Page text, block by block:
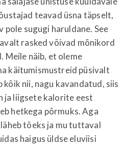
teavad üsna täpselt,
pole sugugi haruldane. See
rasked võivad mõnikord
Meile näib, et oleme
käitumismustreid püsivalt
kõik nii, nagu kavandatud, siis
ja liigsete kalorite eest
hetkega põrmuks. Aga
tõeks ja mu tuttaval
haigus üldse eluviisi